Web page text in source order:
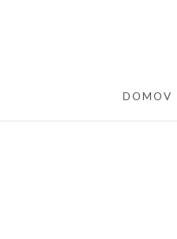
DOMOV